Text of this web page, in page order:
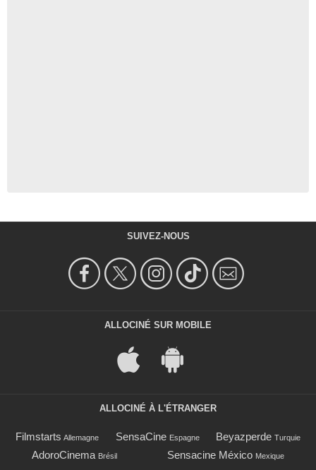
SUIVEZ-NOUS
ALLOCINÉ SUR MOBILE
ALLOCINÉ À L'ÉTRANGER
Filmstarts Allemagne SensaCine Espagne Beyazperde Turquie
AdoroCinema Brésil Sensacine México Mexique